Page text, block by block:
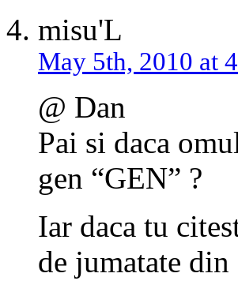
misu'L
May 5th, 2010 at
@ Dan
Pai si daca
gen “GEN” ?
Iar daca tu
de jumatate